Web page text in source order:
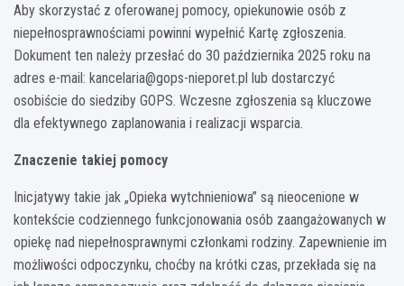
Aby skorzystać z oferowanej pomocy, opiekunowie osób z
niepełnosprawnościami powinni wypełnić Kartę zgłoszenia.
Dokument ten należy przesłać do 30 października 2025 roku na
adres e-mail: kancelaria@gops-nieporet.pl lub dostarczyć
osobiście do siedziby GOPS. Wczesne zgłoszenia są kluczowe
dla efektywnego zaplanowania i realizacji wsparcia.
Znaczenie takiej pomocy
Inicjatywy takie jak „Opieka wytchnieniowa” są nieocenione w
kontekście codziennego funkcjonowania osób zaangażowanych w
opiekę nad niepełnosprawnymi członkami rodziny. Zapewnienie im
możliwości odpoczynku, choćby na krótki czas, przekłada się na